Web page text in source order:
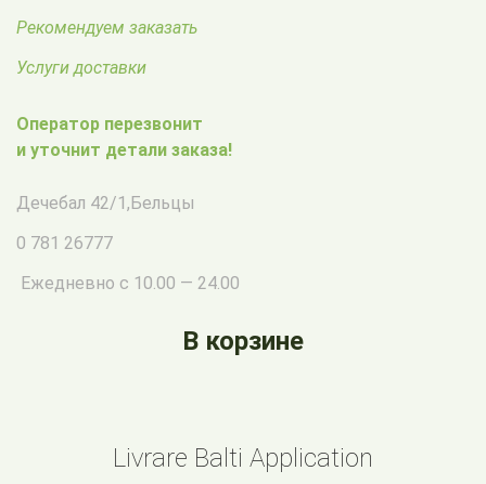
Рекомендуем заказать
Услуги доставки
Оператор перезвонит
и уточнит детали заказа!
Дечебал 42/1 , Бельцы
0 781 26777
Ежедневно с 10.00 — 24.00
В корзине
Livrare Balti Application